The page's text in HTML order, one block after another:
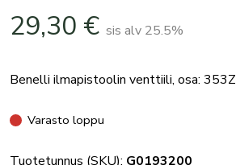
29,30 € sis alv 25.5%
Benelli ilmapistoolin venttiili, osa: 353Z
Varasto loppu
Tuotetunnus (SKU): G0193200